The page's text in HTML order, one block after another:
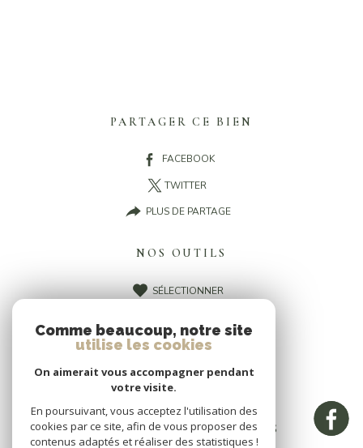
PARTAGER CE BIEN
FACEBOOK
TWITTER
PLUS DE PARTAGE
NOS OUTILS
SÉLECTIONNER
IMPRIMER
CES BIENS PEUVENT VOUS
Comme beaucoup, notre site
utilise les cookies
On aimerait vous accompagner pendant
votre visite.
En poursuivant, vous acceptez l'utilisation des
cookies par ce site, afin de vous proposer des
contenus adaptés et réaliser des statistiques !